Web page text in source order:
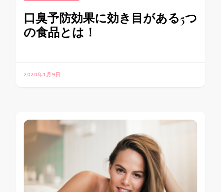
口臭予防効果に効き目がある5つ
の食品とは！
2020年1月9日